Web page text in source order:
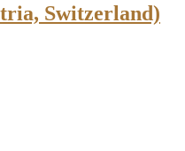
Switzerland)